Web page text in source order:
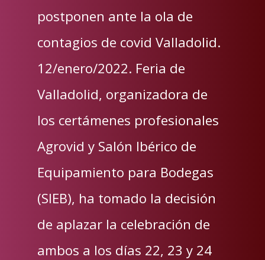
postponen ante la ola de
contagios de covid Valladolid.
12/enero/2022. Feria de
Valladolid, organizadora de
los certámenes profesionales
Agrovid y Salón Ibérico de
Equipamiento para Bodegas
(SIEB), ha tomado la decisión
de aplazar la celebración de
ambos a los días 22, 23 y 24